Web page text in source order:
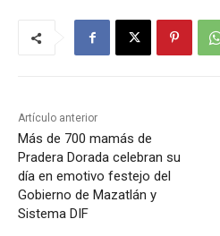
Artículo anterior
Más de 700 mamás de
Pradera Dorada celebran su
día en emotivo festejo del
Gobierno de Mazatlán y
Sistema DIF